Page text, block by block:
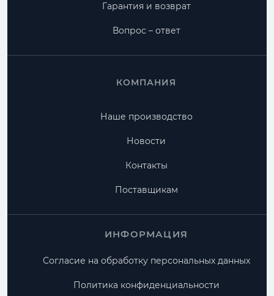
Гарантия и возврат
Вопрос – ответ
КОМПАНИЯ
Наше производство
Новости
Контакты
Поставщикам
ИНФОРМАЦИЯ
Согласие на обработку персональных данных
Политика конфиденциальности